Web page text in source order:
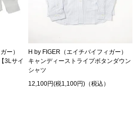
ー）
3Lサイ
H by FIGER（エイチバイフィガー）
キャンディーストライプボタンダウン
シャツ
12,100円(税1,100円)（税込）